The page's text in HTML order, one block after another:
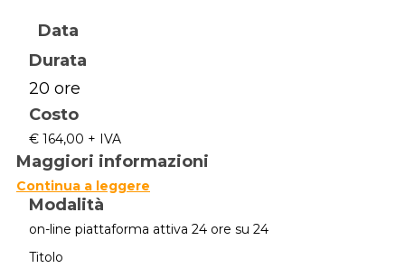
Data
Durata
20 ore
Costo
€ 164,00 + IVA
Maggiori informazioni
Continua a leggere
Modalità
on-line piattaforma attiva 24 ore su 24
Titolo